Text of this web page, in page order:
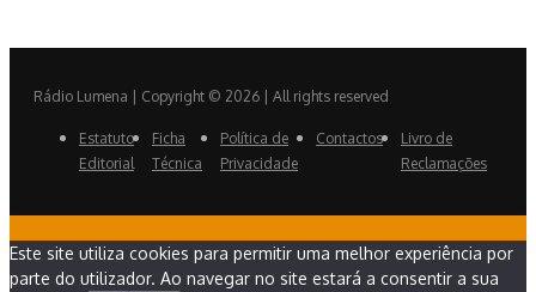
Rádio Lumena | Copyright © 2026 | All rights reserved
Estatuto
Editorial
Ficha
Técnica
Política de
Privacidade
Contactos
Livro de
Reclamações
Este site utiliza cookies para permitir uma melhor experiência por
parte do utilizador. Ao navegar no site estará a consentir a sua